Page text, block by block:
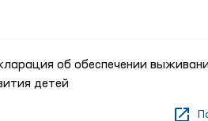
об обеспечении
детей